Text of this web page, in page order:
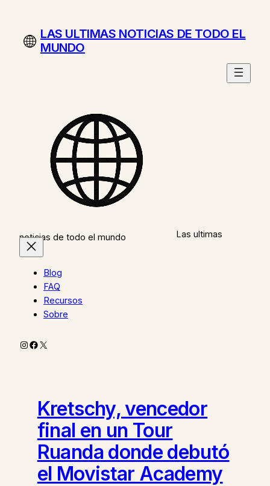
contenidoLAS ULTIMAS NOTICIAS DE TODO EL
MUNDO
Las ultimas
noticias de todo el mundo
Blog
FAQ
Recursos
Sobre
Instagram
Facebook
X
Kretschy, vencedor
final en un Tour
Ruanda donde debutó
el Movistar Academy